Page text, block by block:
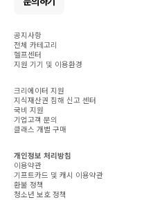
공지사항
전체 카테고리
헬프센터
지원 기기 및 이용환경
크리에이터 지원
지식재산권 침해 신고 센터
국비 지원
기업고객 문의
클래스 개별 구매
개인정보 처리방침
이용약관
기프트카드 및 캐시 이용약관
환불 정책
청소년 보호 정책